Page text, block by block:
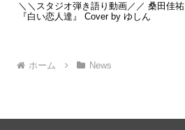
＼＼スタジオ弾き語り動画／／ 桑田佳祐
『白い恋人達』 Cover by ゆしん
ホーム News